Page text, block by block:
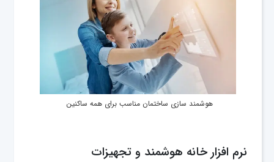
هوشمند سازی ساختمان مناسب برای همه ساکنین
نرم افزار خانه هوشمند و تجهیزات